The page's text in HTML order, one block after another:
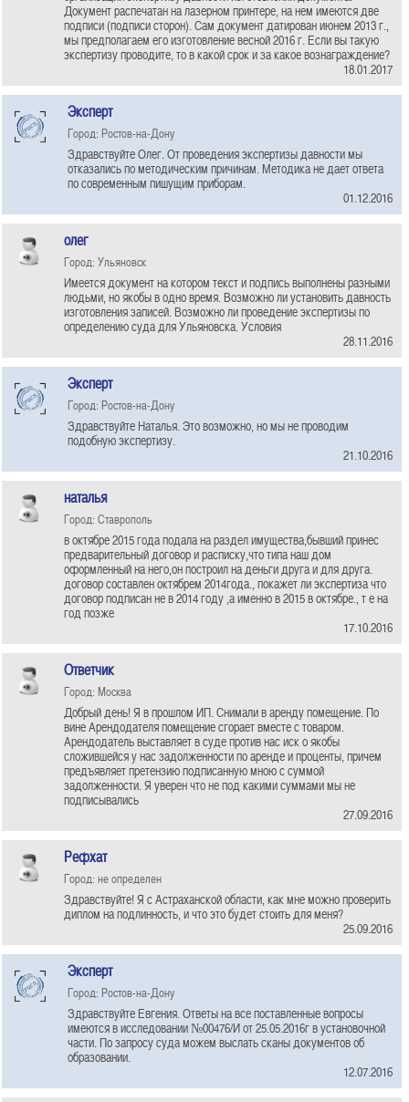
Документ распечатан на лазерном принтере, на нем имеются две
подписи (подписи сторон). Сам документ датирован июнем 2013 г.,
мы предполагаем его изготовление весной 2016 г. Если вы такую
экспертизу проводите, то в какой срок и за какое вознаграждение?
18.01.2017
Эксперт
Город: Ростов-на-Дону
Здравствуйте Олег. От проведения экспертизы давности мы
отказались по методическим причинам. Методика не дает ответа
по современным пишущим приборам.
01.12.2016
олег
Город: Ульяновск
Имеется документ на котором текст и подпись выполнены разными
людьми, но якобы в одно время. Возможно ли установить давность
изготовления записей. Возможно ли проведение экспертизы по
определению суда для Ульяновска. Условия
28.11.2016
Эксперт
Город: Ростов-на-Дону
Здравствуйте Наталья. Это возможно, но мы не проводим
подобную экспертизу.
21.10.2016
наталья
Город: Ставрополь
в октябре 2015 года подала на раздел имущества,бывший принес
предварительный договор и расписку,что типа наш дом
оформленный на него,он построил на деньги друга и для друга.
договор составлен октябрем 2014года., покажет ли экспертиза что
договор подписан не в 2014 году ,а именно в 2015 в октябре., т е на
год позже
17.10.2016
Ответчик
Город: Москва
Добрый день! Я в прошлом ИП. Снимали в аренду помещение. По
вине Арендодателя помещение сгорает вместе с товаром.
Арендодатель выставляет в суде против нас иск о якобы
сложившейся у нас задолженности по аренде и проценты, причем
предъявляет претензию подписанную мною с суммой
задолженности. Я уверен что не под какими суммами мы не
подписывались
27.09.2016
Рефхат
Город: не определен
Здравствуйте! Я с Астраханской области, как мне можно проверить
диплом на подлинность, и что это будет стоить для меня?
25.09.2016
Эксперт
Город: Ростов-на-Дону
Здравствуйте Евгения. Ответы на все поставленные вопросы
имеются в исследовании №00476/И от 25.05.2016г в установочной
части. По запросу суда можем выслать сканы документов об
образовании.
12.07.2016